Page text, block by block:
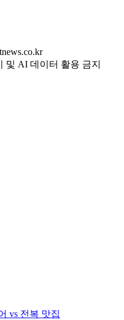
및 AI 데이터 활용 금지
vs 전복 맛집